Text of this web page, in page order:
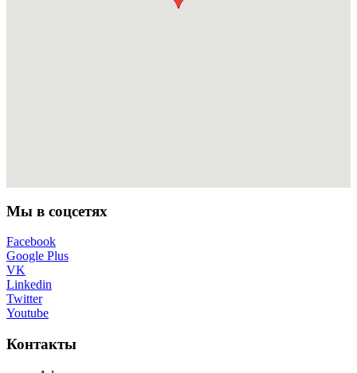
Мы в соцсетях
Facebook
Google Plus
VK
Linkedin
Twitter
Youtube
Контакты